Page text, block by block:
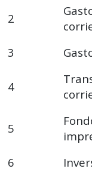
2
3
4
5
6